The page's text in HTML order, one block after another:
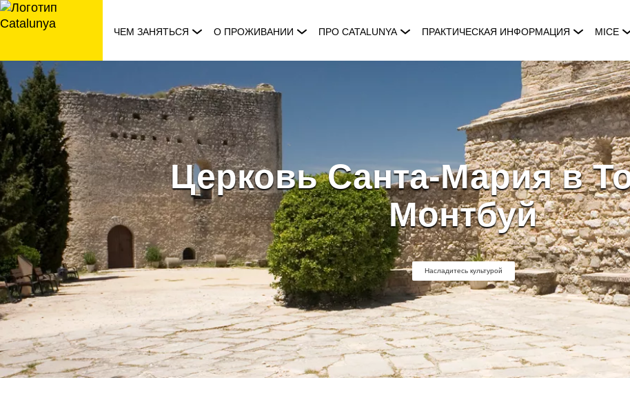
перейти
к
ЧЕМ ЗАНЯТЬСЯ О ПРОЖИВАНИИ ПРО CATALUNYA ПРАКТИЧЕСКАЯ ИНФОРМАЦИЯ MICE
Церковь Санта-Мария в
Монтбуй
Насладитесь культурой